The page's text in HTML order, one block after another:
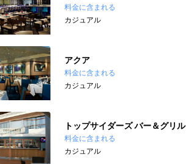
料金に含まれる
カジュアル
アクア
料金に含まれる
カジュアル
トップサイダーズ バー＆グリル
料金に含まれる
カジュアル